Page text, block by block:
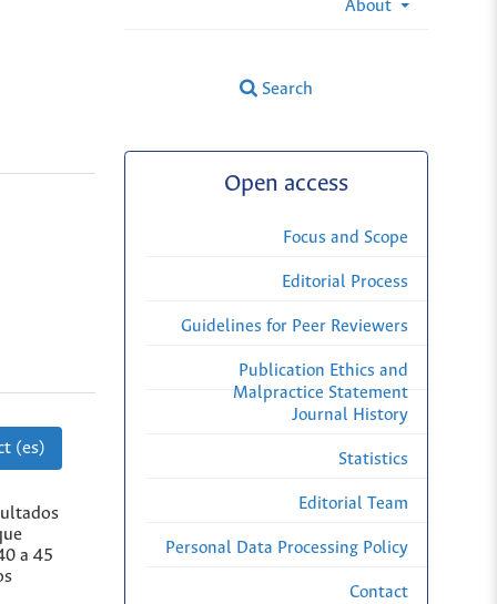
About
Search
(es)
a 45
Open access
Focus and Scope
Editorial Process
Guidelines for Peer Reviewers
Publication Ethics and
Malpractice Statement
Journal History
Statistics
Editorial Team
Personal Data Processing Policy
Contact